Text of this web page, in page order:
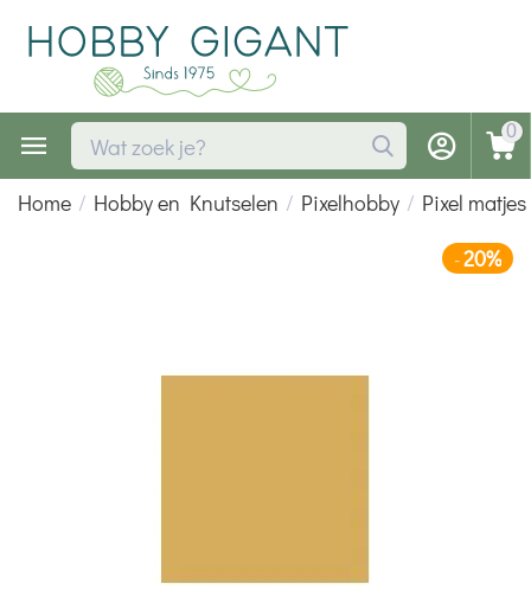
0
Home / Hobby en Knutselen / Pixelhobby / Pixel matjes
-20%